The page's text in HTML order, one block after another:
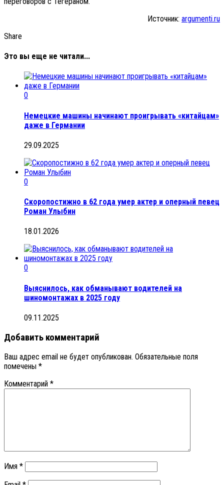
Источник: argumenti.ru
Share
Это вы еще не читали...
0
Немецкие машины начинают проигрывать «китайцам»
даже в Германии
29.09.2025
0
Скоропостижно в 62 года умер актер и оперный певец
Роман Улыбин
18.01.2026
0
Выяснилось, как обманывают водителей на
шиномонтажах в 2025 году
09.11.2025
Добавить комментарий
Ваш адрес email не будет опубликован. Обязательные поля
помечены *
Комментарий *
Имя *